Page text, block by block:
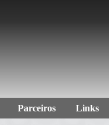
Parceiros Links